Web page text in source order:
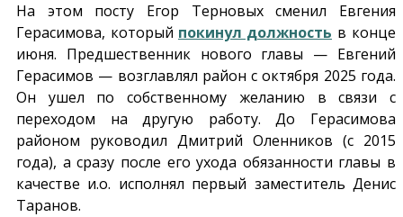
На этом посту Егор Терновых сменил Евгения
Герасимова, который покинул должность в конце
июня. Предшественник нового главы — Евгений
Герасимов — возглавлял район с октября 2025 года.
Он ушел по собственному желанию в связи с
переходом на другую работу. До Герасимова
районом руководил Дмитрий Оленников (с 2015
года), а сразу после его ухода обязанности главы в
качестве и.о. исполнял первый заместитель Денис
Таранов.